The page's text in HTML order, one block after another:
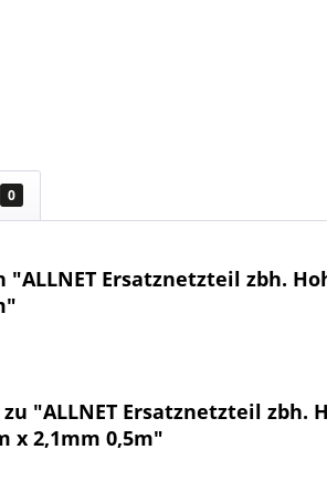
0
Ersatznetzteil zbh.
"ALLNET Ersatznetzteil zbh.
x 2,1mm 0,5m"